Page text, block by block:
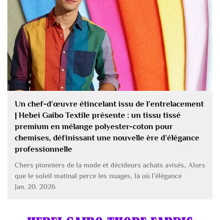
Un chef-d’œuvre étincelant issu de l’entrelacement
| Hebei Gaibo Textile présente : un tissu tissé
premium en mélange polyester-coton pour
chemises, définissant une nouvelle ère d’élégance
professionnelle
Chers pionniers de la mode et décideurs achats avisés, Alors
que le soleil matinal perce les nuages, là où l’élégance
rencontre la praticité, un tissu redéfinit discrètement le style
Jan. 20. 2026